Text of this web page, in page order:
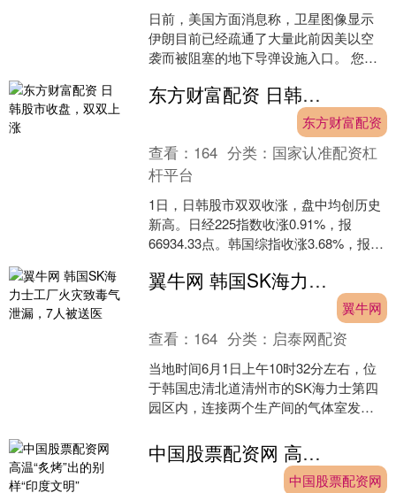
日前，美国方面消息称，卫星图像显示
伊朗目前已经疏通了大量此前因美以空
袭而被阻塞的地下导弹设施入口。 您的
称，美国和以色列此....
东方财富配资 日韩股市收盘，双双上涨
东方财富配资
查看： 164 分类： 国家认准配资杠
杆平台
1日，日韩股市双双收涨，盘中均创历史
新高。日经225指数收涨0.91%，报
66934.33点。韩国综指收涨3.68%，报
翼牛网 韩国SK海力士工厂火灾致毒气泄漏，7人被送医
翼牛网
查看： 164 分类： 启泰网配资
当地时间6月1日上午10时32分左右，位
于韩国忠清北道清州市的SK海力士第四
园区内，连接两个生产间的气体室发生
动，火势及时得到控....
中国股票配资网 高温“炙烤”出的别样“印度文明”
中国股票配资网